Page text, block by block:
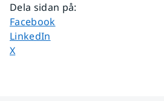
Dela sidan på:
Dela sidan på
Facebook
Dela sidan på
LinkedIn
Dela sidan på
X